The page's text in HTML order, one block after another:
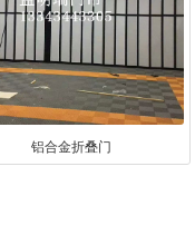
铝合金折叠门